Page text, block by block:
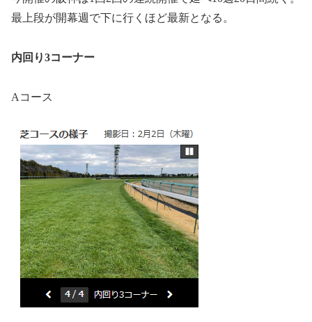
最上段が開幕週で下に行くほど最新となる。
内回り3コーナー
Aコース